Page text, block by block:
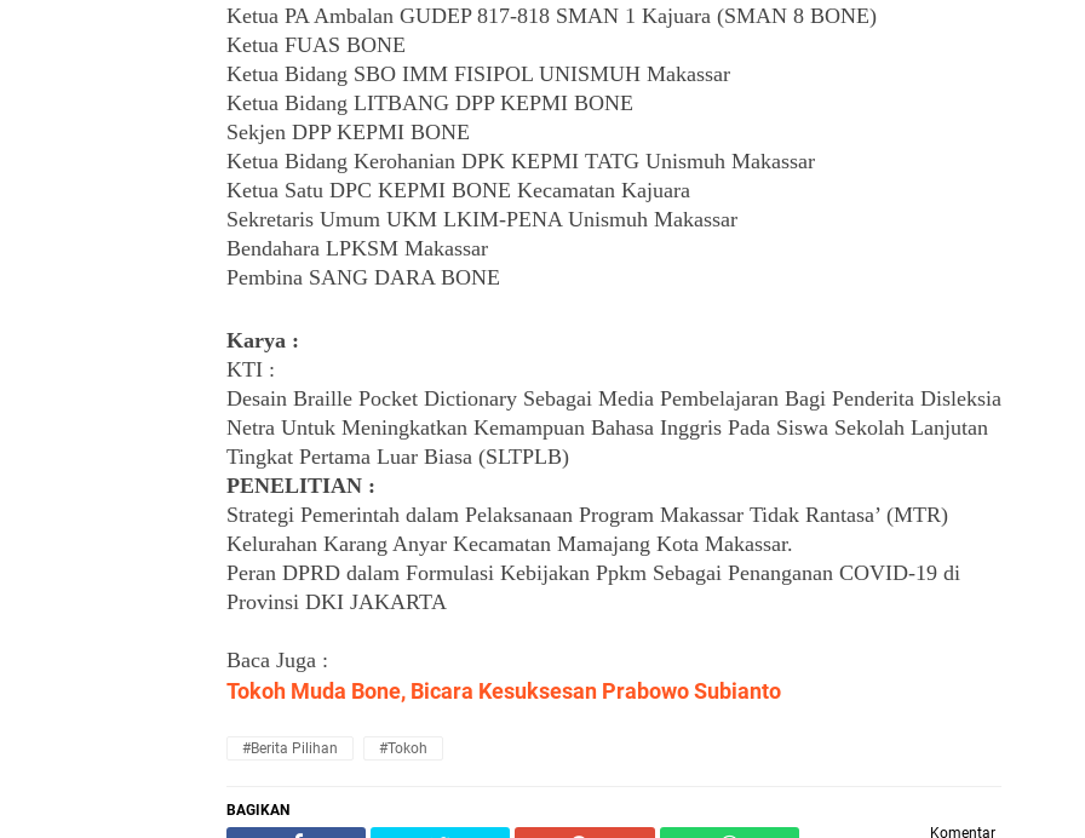
Ketua PA Ambalan GUDEP 817-818 SMAN 1 Kajuara (SMAN 8 BONE)
Ketua FUAS BONE
Ketua Bidang SBO IMM FISIPOL UNISMUH Makassar
Ketua Bidang LITBANG DPP KEPMI BONE
Sekjen DPP KEPMI BONE
Ketua Bidang Kerohanian DPK KEPMI TATG Unismuh Makassar
Ketua Satu DPC KEPMI BONE Kecamatan Kajuara
Sekretaris Umum UKM LKIM-PENA Unismuh Makassar
Bendahara LPKSM Makassar
Pembina SANG DARA BONE
Karya :
KTI :
Desain Braille Pocket Dictionary Sebagai Media Pembelajaran Bagi Penderita Disleksia
Netra Untuk Meningkatkan Kemampuan Bahasa Inggris Pada Siswa Sekolah Lanjutan
Tingkat Pertama Luar Biasa (SLTPLB)
PENELITIAN :
Strategi Pemerintah dalam Pelaksanaan Program Makassar Tidak Rantasa’ (MTR)
Kelurahan Karang Anyar Kecamatan Mamajang Kota Makassar.
Peran DPRD dalam Formulasi Kebijakan Ppkm Sebagai Penanganan COVID-19 di
Provinsi DKI JAKARTA
Baca Juga :
Tokoh Muda Bone, Bicara Kesuksesan Prabowo Subianto
#Berita Pilihan #Tokoh
BAGIKAN
Komentar